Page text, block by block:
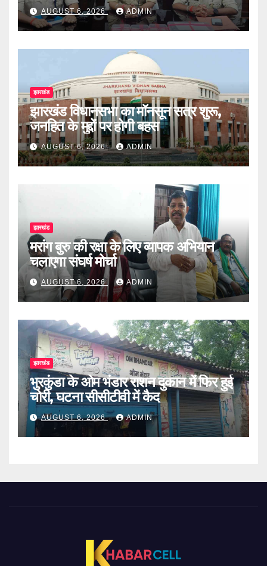
AUGUST 6, 2026 ADMIN
झारखंड
झारखंड विधानसभा का मॉनसून सत्र शुरू,
जनहित के मुद्दों पर होगी बहस
AUGUST 6, 2026 ADMIN
झारखंड
मरांग बुरु की रक्षा के लिए व्यापक अभियान
चलाएगा संघर्ष मोर्चा
AUGUST 6, 2026 ADMIN
झारखंड
भुरकुंडा के ओम भंडार राशन दुकान में फिर हुई
चोरी, घटना सीसीटीवी में कैद
AUGUST 6, 2026 ADMIN